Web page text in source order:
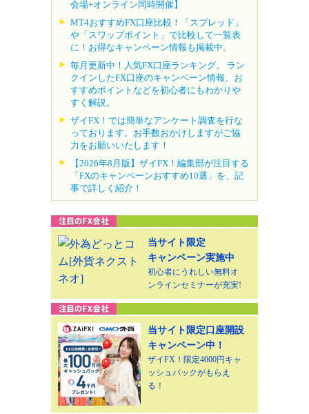
会場+オンライン同時開催】
MT4おすすめFX口座比較！「スプレッド」
や「スワップポイント」で比較して一覧表
に！お得なキャンペーン情報も掲載中。
毎月更新中！人気FX口座ランキング。 ラン
クインしたFX口座のキャンペーン情報、お
すすめポイントなどを初心者にもわかりや
すく解説。
ザイFX！では簡単なアンケート調査を行な
っております。お手数おかけしますがご協
力をお願いいたします！
【2026年8月版】ザイFX！編集部が注目する
「FXのキャンペーンおすすめ10選」を、記
事で詳しく紹介！
当サイト限定
キャンペーン実施中
初心者にうれしい無料オ
ンラインセミナーが充実!
当サイト限定口座開設
キャンペーン中！
ザイFX！限定4000円キャ
ッシュバックがもらえ
る！